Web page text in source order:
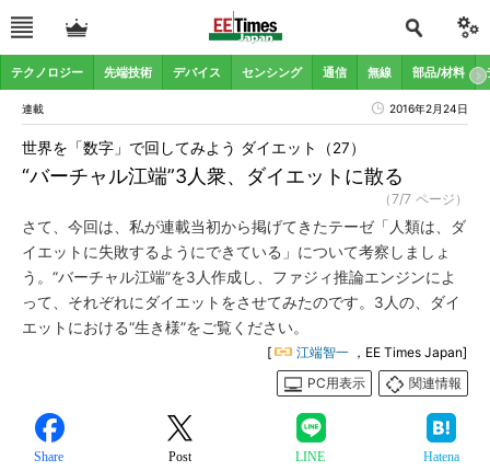
テクノロジー 先端技術 デバイス センシング 通信 無線 部品/材料
連載 2016年2月24日
“バーチャル江端”3人衆、ダイエットに散る
世界を「数字」で回してみよう ダイエット（27）
（7/7 ページ）
さて、今回は、私が連載当初から掲げてきたテーゼ「人類は、ダ
イエットに失敗するようにできている」について考察しましょ
う。“バーチャル江端”を3人作成し、ファジィ推論エンジンによ
って、それぞれにダイエットをさせてみたのです。3人の、ダイ
エットにおける“生き様”をご覧ください。
[ 江端智一 ，EE Times Japan]
PC用表示
関連情報
Share Post LINE Hatena